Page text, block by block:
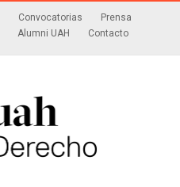
Convocatorias
Prensa
Alumni UAH Contacto